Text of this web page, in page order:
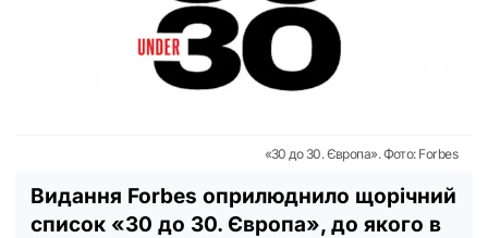
«30 до 30. Європа». Фото: Forbes
Видання Forbes оприлюднило щорічний
список «30 до 30. Європа», до якого в